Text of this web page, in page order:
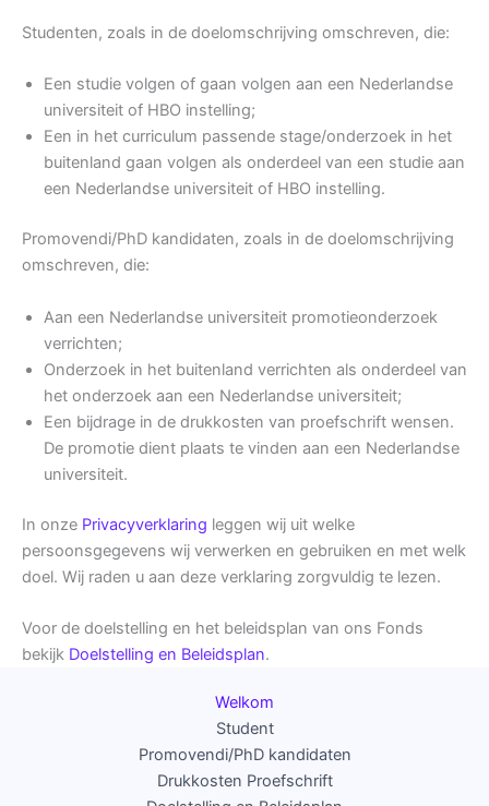
Studenten, zoals in de doelomschrijving omschreven, die:
Een studie volgen of gaan volgen aan een Nederlandse
universiteit of HBO instelling;
Een in het curriculum passende stage/onderzoek in het
buitenland gaan volgen als onderdeel van een studie aan
een Nederlandse universiteit of HBO instelling.
Promovendi/PhD kandidaten, zoals in de doelomschrijving
omschreven, die:
Aan een Nederlandse universiteit promotieonderzoek
verrichten;
Onderzoek in het buitenland verrichten als onderdeel van
het onderzoek aan een Nederlandse universiteit;
Een bijdrage in de drukkosten van proefschrift wensen.
De promotie dient plaats te vinden aan een Nederlandse
universiteit.
In onze Privacyverklaring leggen wij uit welke
persoonsgegevens wij verwerken en gebruiken en met welk
doel. Wij raden u aan deze verklaring zorgvuldig te lezen.
Voor de doelstelling en het beleidsplan van ons Fonds
bekijk Doelstelling en Beleidsplan.
Welkom
Student
Promovendi/PhD kandidaten
Drukkosten Proefschrift